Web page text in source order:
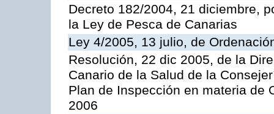
Decreto 182/2004, 21 diciembre,
la Ley de Pesca de Canarias
Ley 4/2005, 13 julio, de
Resolución, 22 dic 2005, de la
Canario de la Salud de la
Plan de Inspección en materia de
2006